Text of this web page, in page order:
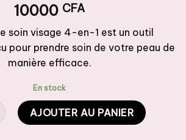
10000 CFA
soin visage 4-en-1 est un outil
pour prendre soin de votre peau de
manière efficace.
En stock
Visage 4 en 1 FACIAL CARE SET
AJOUTER AU PANIER